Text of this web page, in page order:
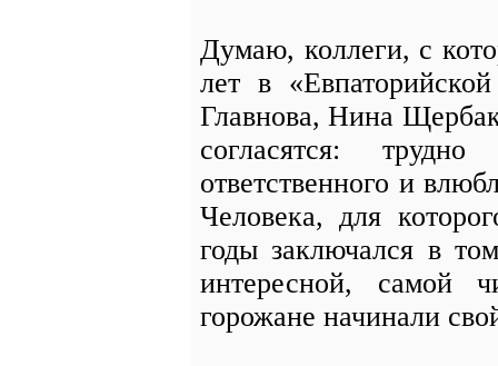
Думаю, коллеги, с
лет в
Главнова, Нина
согласятся:
ответственного и
Человека, для
годы заключался в
интересной, самой
горожане начинали